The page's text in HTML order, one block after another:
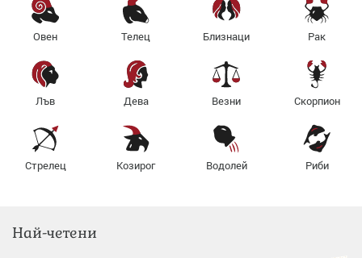
Овен Телец Близнаци Рак
Лъв Дева Везни Скорпион
Стрелец Козирог Водолей Риби
Най-четени